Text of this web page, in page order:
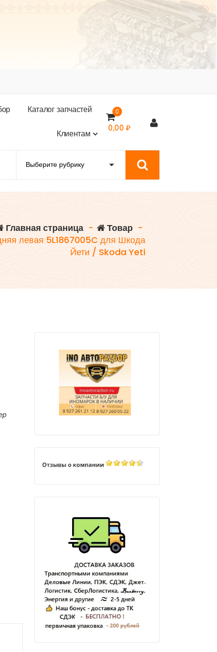
ор Каталогзапчастей
Клиентам
0
0,00 ₽
Главная страница - Товар -
левая 5L1867005C для Шкода
Йети / Skoda Yeti